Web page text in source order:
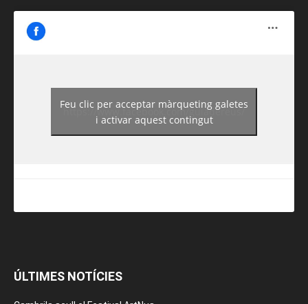
https://www.facebook.com/guiadereus/
Feu clic per acceptar màrqueting galetes
i activar aquest contingut
ÚLTIMES NOTÍCIES